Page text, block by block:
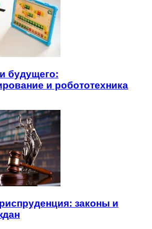
будущего:
и робототехника
законы и